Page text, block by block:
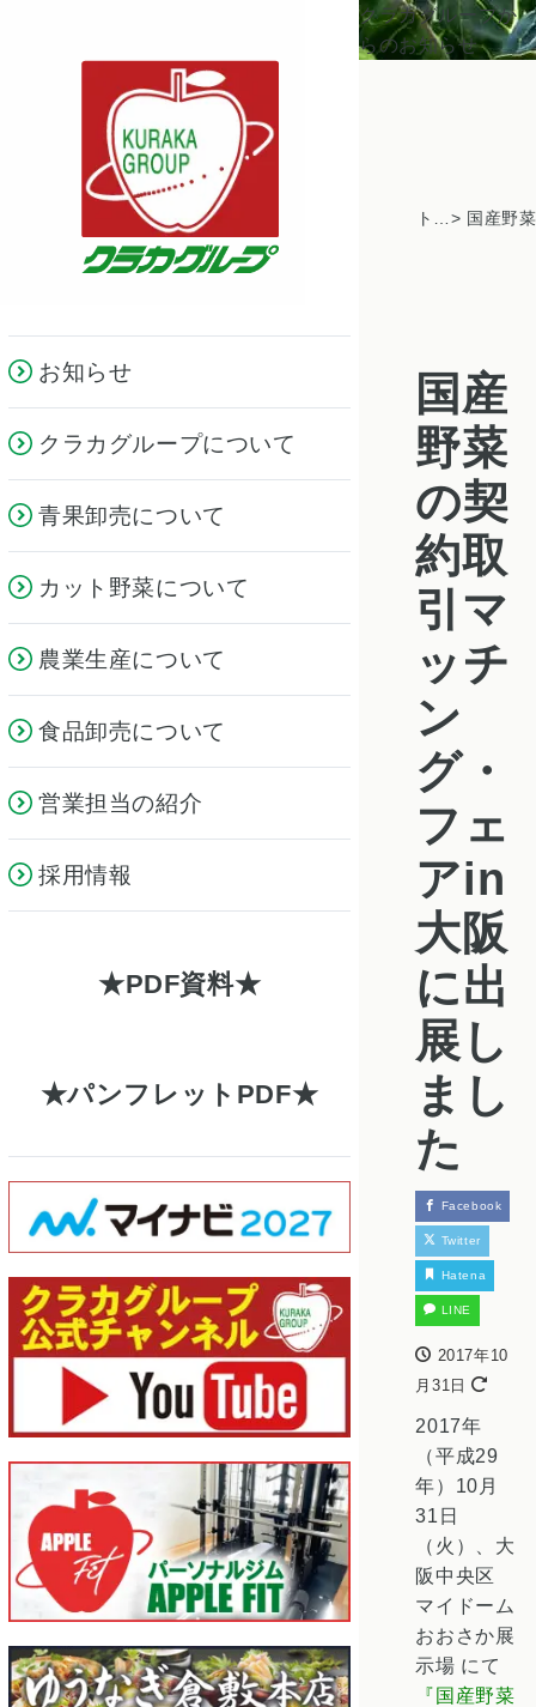
お知らせ
クラカグループについて
青果卸売について
カット野菜について
農業生産について
食品卸売について
営業担当の紹介
採用情報
PDF資料
パンフレットPDF
クラカグループか
らのお知らせ
トピックス一覧
国産
野菜
の契
約取
引マ
ッチ
ン
グ・
フェ
アin
大阪
に出
展し
まし
た
Facebook
Twitter
Hatena
LINE
2017年10
月31日
2017年
（平成29
年）10月
31日
（火）、大
阪中央区
マイドーム
おおさか展
示場 にて
『国産野菜